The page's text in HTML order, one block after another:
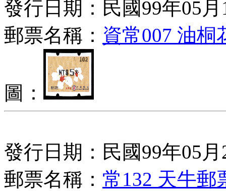
發行日期：民國99年05月
郵票名稱： 資常007 油桐
圖：
發行日期：民國99年05月
郵票名稱： 常132 天牛郵